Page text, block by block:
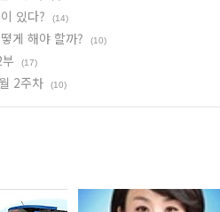
있다? (14)
게 해야 할까? (10)
(17)
2주차 (10)